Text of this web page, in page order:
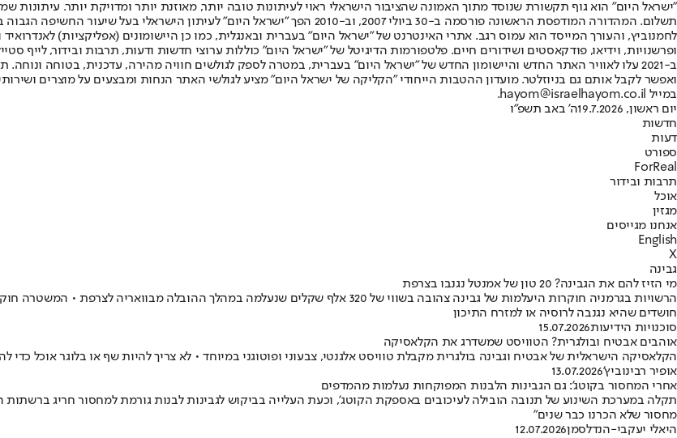
"ישראל היום" הוא גוף תקשורת שנוסד מתוך האמונה שהציבור הישראלי ראוי לעיתונות טובה יותר, מאוזנת יותר ומדויקת יותר. עיתונות
תשלום. המהדורה המודפסת הראשונה פורסמה ב-30 ביולי 2007, וב-2010 הפך "ישראל היום"
ופרשנויות, וידיאו, פודקאסטים ושידורים חיים. פלטפורמות הדיגיטל של "ישראל היום" כוללות ערוצי חדשות ודעות, תרבות ובידור, לייף
ב-2021 עלו לאוויר האתר החדש והיישומון החדש של "ישראל היום" בעברית, במטרה לספק לגולשים חוויה מהירה, עדכנית, בטוחה
ואפשר לקבל אותם גם בניוזלטר. מועדון ההטבות הייחודי "הקליקה של ישראל היום" מציע לגולשי האתר הנחות ומבצעים על מוצרים
במייל hayom@israelhayom.co.il.
יום ראשון, 19.7.2026
ה' באב תשפ"ו
חדשות
דעות
ספורט
ForReal
תרבות ובידור
אוכל
מגזין
אנחנו מגייסים
English
X
גבינה
מי הזיז להם את הגבינה? 20 טון של אמנטל נגנבו בצרפת
הרשויות בגרמניה חוקרות היעלמות של גבינה צהובה בשווי של 320 אלף שקלים שנעלמה במהלך
חושדים שהיא נגנבה לרוסיה או למזרח התיכון
סוכנויות הידיעות15.07.2026
אוהבים אבטיח ובולגרית? הטוויסט שמשדרג את הקלאסיקה
הקלאסיקה הישראלית של אבטיח וגבינה בולגרית מקבלת טוויסט אלגנטי, צבעוני ופוטוגני במיוחד • לא צריך להיות שף או בלוגר אוכל
אופיר רבינוביץ'13.07.2026
אחרי המחסור בקוטג': גם הגבינות הלבנות המפוקחות נעלמות מהמדפים
תקלה במערכת השינוע של תנובה הובילה לעיכובים באספקת הקוטג', וכעת העלייה בביקוש לגבינות לבנות גורמת למחסור חריג
מחסור שלא הכרנו כבר שנים"
היאלי יעקבי-הנדלסמן12.07.2026